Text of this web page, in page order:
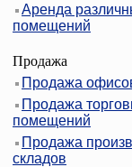
Аренда
помещений
Продажа
Продажа
Продажа
помещений
Продажа
складов